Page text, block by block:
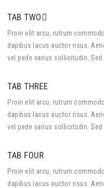
TAB TWO
Proin elit arcu, rutrum
dapibus lacus auctor risus.
vel pede varius sollicitudin.
TAB THREE
Proin elit arcu, rutrum
dapibus lacus auctor risus.
vel pede varius sollicitudin.
TAB FOUR
Proin elit arcu, rutrum
dapibus lacus auctor risus.